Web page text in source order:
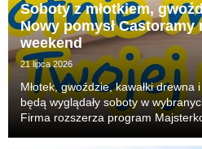
Soboty z młotkiem,
Nowy pomysł Castoramy
weekend
21 lipca 2026
Młotek, gwoździe, kawałki
będą wyglądały soboty w
Firma rozszerza program